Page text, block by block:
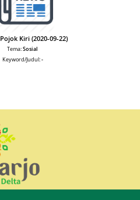
Pojok Kiri (2020-09-22)
Tema:Sosial
Keyword/Judul:-